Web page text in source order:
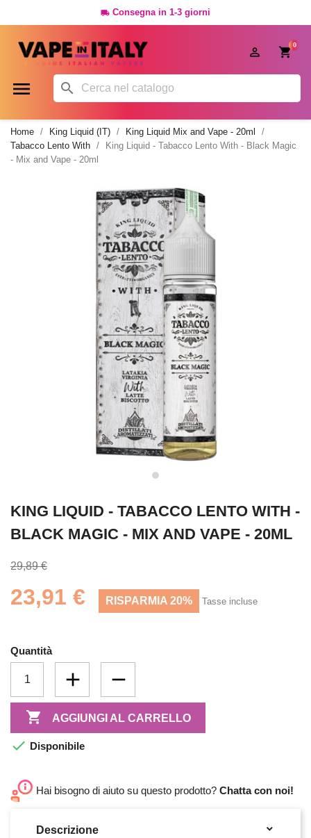
 Consegna in 1-3 giorni
0

 
Home King Liquid (IT)
King Liquid Mix and Vape - 20ml
Tabacco Lento With
King Liquid - Tabacco Lento With - Black Magic
- Mix and Vape - 20ml
KING LIQUID - TABACCO LENTO WITH -
BLACK MAGIC - MIX AND VAPE - 20ML
29,89 €
23,91 € RISPARMIA 20% Tasse incluse
Quantità
 AGGIUNGI AL CARRELLO
 Disponibile
Hai bisogno di aiuto su questo prodotto? Chatta con noi!
Descrizione 